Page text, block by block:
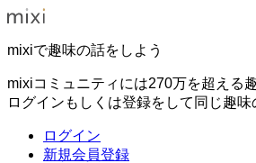
mixiで趣味の話をしよう
mixiコミュニティには270万を超える
ログインもしくは登録をして同じ趣味
ログイン
新規会員登録